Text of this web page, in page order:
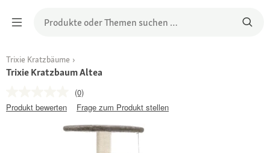
Trixie Kratzbäume
Trixie Kratzbaum Altea
(0)
Produkt bewerten
Frage zum Produkt stellen